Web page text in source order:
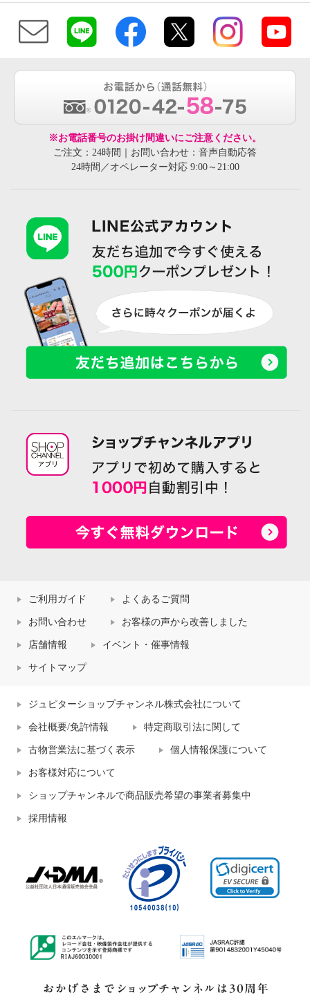
※お電話番号のお掛け間違いにご注意ください。
ご注文：24時間｜お問い合わせ：音声自動応答
24時間／オペレーター対応 9:00～21:00
ご利用ガイド よくあるご質問
お問い合わせ お客様の声から改善しました
店舗情報 イベント・催事情報
サイトマップ
ジュピターショップチャンネル株式会社について
会社概要/免許情報 特定商取引法に関して
古物営業法に基づく表示 個人情報保護について
お客様対応について
ショップチャンネルで商品販売希望の事業者募集中
採用情報